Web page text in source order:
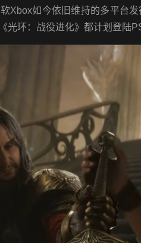
Xbox如今依旧维持的多平台
光环：战役进化》都计划登陆